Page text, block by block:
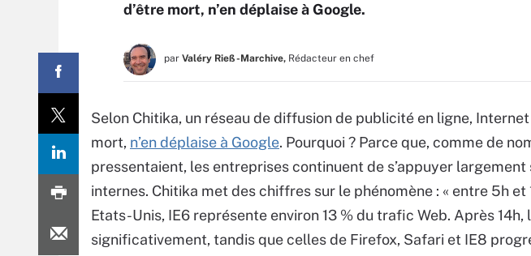
d’être mort, n’en déplaise à Google.
par Valéry Rieß-Marchive, Rédacteur en chef
Selon Chitika, un réseau de diffusion de publicité en ligne,
mort, n’en déplaise à Google. Pourquoi ? Parce que, comme de
pressentaient, les entreprises continuent de s’appuyer largement
internes. Chitika met des chiffres sur le phénomène : « entre 5h et
Etats-Unis, IE6 représente environ 13 % du trafic Web. Après 14h,
significativement, tandis que celles de Firefox, Safari et IE8